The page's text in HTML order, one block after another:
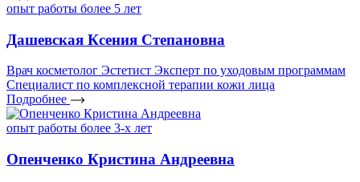
опыт работы более 5 лет
Дашевская Ксения Степановна
Врач косметолог Эстетист Эксперт по уходовым программам
Специалист по комплексной терапии кожи лица
Подробнее
опыт работы более 3-х лет
Опенченко Кристина Андреевна